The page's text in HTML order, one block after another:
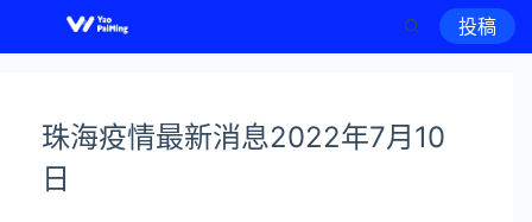
投稿
珠海疫情最新消息2022年7月10
日